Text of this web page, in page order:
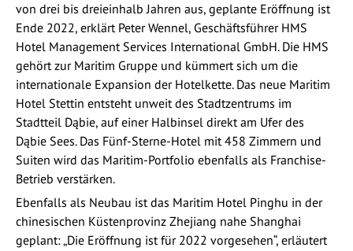
von drei bis dreieinhalb Jahren aus, geplante Eröffnung ist
Ende 2022, erklärt Peter Wennel, Geschäftsführer HMS
Hotel Management Services International GmbH. Die HMS
gehört zur Maritim Gruppe und kümmert sich um die
internationale Expansion der Hotelkette. Das neue Maritim
Hotel Stettin entsteht unweit des Stadtzentrums im
Stadtteil Dąbie, auf einer Halbinsel direkt am Ufer des
Dąbie Sees. Das Fünf-Sterne-Hotel mit 458 Zimmern und
Suiten wird das Maritim-Portfolio ebenfalls als Franchise-
Betrieb verstärken.
Ebenfalls als Neubau ist das Maritim Hotel Pinghu in der
chinesischen Küstenprovinz Zhejiang nahe Shanghai
geplant: „Die Eröffnung ist für 2022 vorgesehen“, erläutert